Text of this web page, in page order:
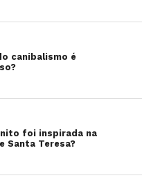
canibalismo é
foi inspirada na
Santa Teresa?